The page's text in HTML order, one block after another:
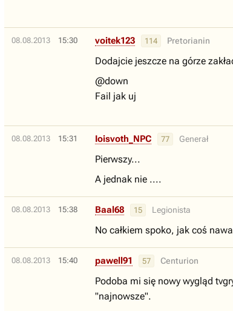
08.08.2013 15:30 voitek123 114 Pretorianin
Dodajcie jeszcze na górze
@down
Fail jak uj
08.08.2013 15:31 Ioisvoth_NPC 77 Generał
Pierwszy...
A jednak nie ....
08.08.2013 15:38 Baal68 15 Legionista
No całkiem spoko, jak coś
08.08.2013 15:40 pawell91 57 Centurion
Podoba mi się nowy wygląd
"najnowsze".